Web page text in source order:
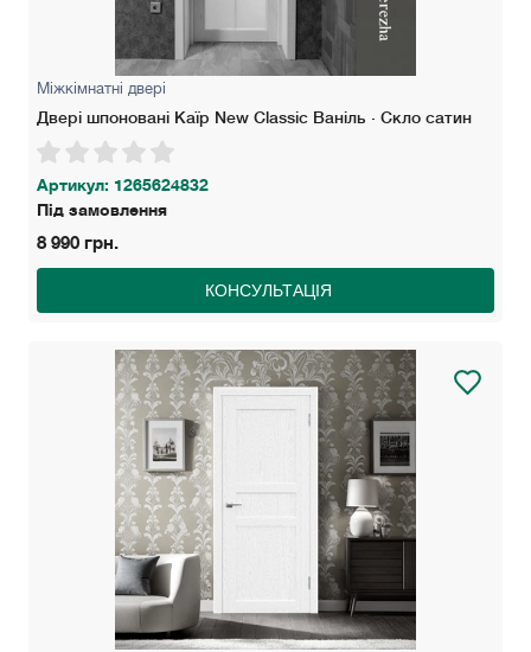
Міжкімнатні двері
Двері шпоновані Каїр New Classic Ваніль · Скло сатин
Артикул: 1265624832
Під замовлення
8 990 грн.
КОНСУЛЬТАЦІЯ